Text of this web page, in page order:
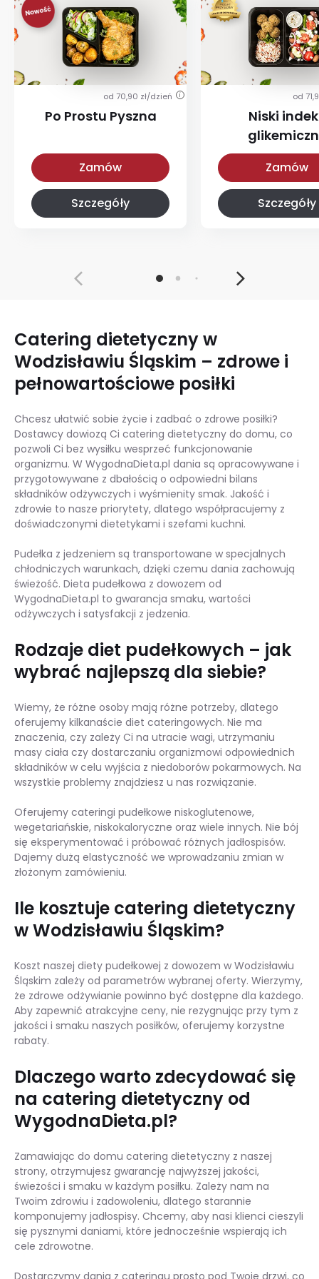
od 70,90 zł/dzień i
Po Prostu Pyszna
Zamów
Szczegóły
od
Niski
Zamów
Szczegóły
Catering dietetyczny w
Wodzisławiu Śląskim – zdrowe i
pełnowartościowe posiłki
Chcesz ułatwić sobie życie i zadbać o zdrowe posiłki?
Dostawcy dowiozą Ci catering dietetyczny do domu, co
pozwoli Ci bez wysiłku wesprzeć funkcjonowanie
organizmu. W WygodnaDieta.pl dania są opracowywane i
przygotowywane z dbałością o odpowiedni bilans
składników odżywczych i wyśmienity smak. Jakość i
zdrowie to nasze priorytety, dlatego współpracujemy z
doświadczonymi dietetykami i szefami kuchni.
Pudełka z jedzeniem są transportowane w specjalnych
chłodniczych warunkach, dzięki czemu dania zachowują
świeżość. Dieta pudełkowa z dowozem od
WygodnaDieta.pl to gwarancja smaku, wartości
odżywczych i satysfakcji z jedzenia.
Rodzaje diet pudełkowych – jak
wybrać najlepszą dla siebie?
Wiemy, że różne osoby mają różne potrzeby, dlatego
oferujemy kilkanaście diet cateringowych. Nie ma
znaczenia, czy zależy Ci na utracie wagi, utrzymaniu
masy ciała czy dostarczaniu organizmowi odpowiednich
składników w celu wyjścia z niedoborów pokarmowych. Na
wszystkie problemy znajdziesz u nas rozwiązanie.
Oferujemy cateringi pudełkowe niskoglutenowe,
wegetariańskie, niskokaloryczne oraz wiele innych. Nie bój
się eksperymentować i próbować różnych jadłospisów.
Dajemy dużą elastyczność we wprowadzaniu zmian w
złożonym zamówieniu.
Ile kosztuje catering dietetyczny
w Wodzisławiu Śląskim?
Koszt naszej diety pudełkowej z dowozem w Wodzisławiu
Śląskim zależy od parametrów wybranej oferty. Wierzymy,
że zdrowe odżywianie powinno być dostępne dla każdego.
Aby zapewnić atrakcyjne ceny, nie rezygnując przy tym z
jakości i smaku naszych posiłków, oferujemy korzystne
rabaty.
Dlaczego warto zdecydować się
na catering dietetyczny od
WygodnaDieta.pl?
Zamawiając do domu catering dietetyczny z naszej
strony, otrzymujesz gwarancję najwyższej jakości,
świeżości i smaku w każdym posiłku. Zależy nam na
Twoim zdrowiu i zadowoleniu, dlatego starannie
komponujemy jadłospisy. Chcemy, aby nasi klienci cieszyli
się pysznymi daniami, które jednocześnie wspierają ich
cele zdrowotne.
Dostarczymy dania z cateringu prosto pod Twoje drzwi, co